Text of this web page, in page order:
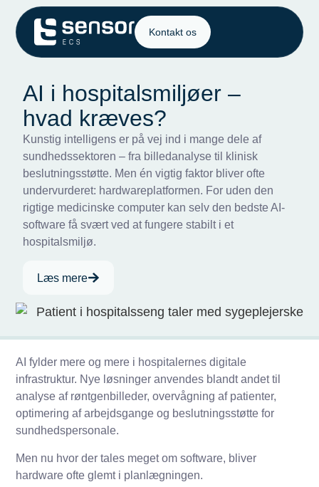
Kontakt os
AI i hospitalsmiljøer –
hvad kræves?
Kunstig intelligens er på vej ind i mange dele af
sundhedssektoren – fra billedanalyse til klinisk
beslutningsstøtte. Men én vigtig faktor bliver ofte
undervurderet: hardwareplatformen. For uden den
rigtige medicinske computer kan selv den bedste AI-
software få svært ved at fungere stabilt i et
hospitalsmiljø.
Læs mere
AI fylder mere og mere i hospitalernes digitale
infrastruktur. Nye løsninger anvendes blandt andet til
analyse af røntgenbilleder, overvågning af patienter,
optimering af arbejdsgange og beslutningsstøtte for
sundhedspersonale.
Men nu hvor der tales meget om software, bliver
hardware ofte glemt i planlægningen.